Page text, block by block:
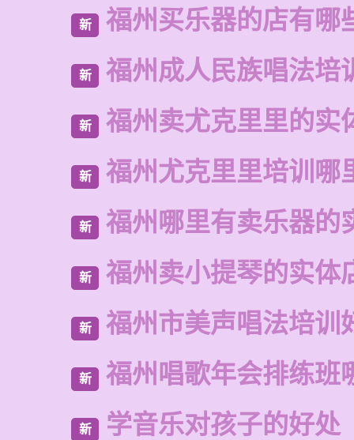
新 福州买乐器的店有哪
新 福州成人民族唱法培
新 福州卖尤克里里的实
新 福州尤克里里培训哪
新 福州哪里有卖乐器的
新 福州卖小提琴的实体
新 福州市美声唱法培训
新 福州唱歌年会排练班
新 学音乐对孩子的好处